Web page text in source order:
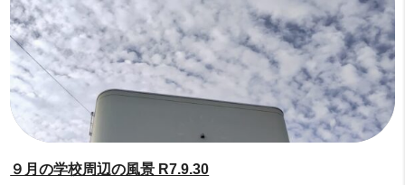
９月の学校周辺の風景 R7.9.30